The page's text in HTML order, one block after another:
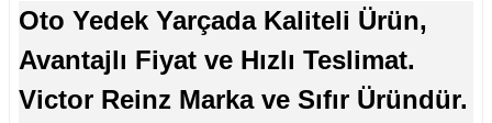
Oto Yedek Yarçada Kaliteli Ürün,
Avantajlı Fiyat ve Hızlı Teslimat.
Victor Reinz Marka ve Sıfır Üründür.